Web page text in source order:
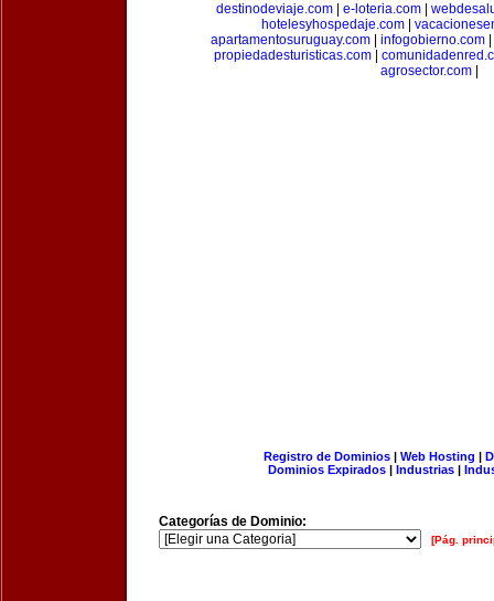
destinodeviaje.com
e-loteria.com
hotelesyhospedaje.com
apartamentosuruguay.com
infogobierno.com
propiedadesturisticas.com|
agrosector.com|
Registro de Dominios| Web Hosting |
Dominios Expirados | Industrias |
Categorías de Dominio:
[Pág.